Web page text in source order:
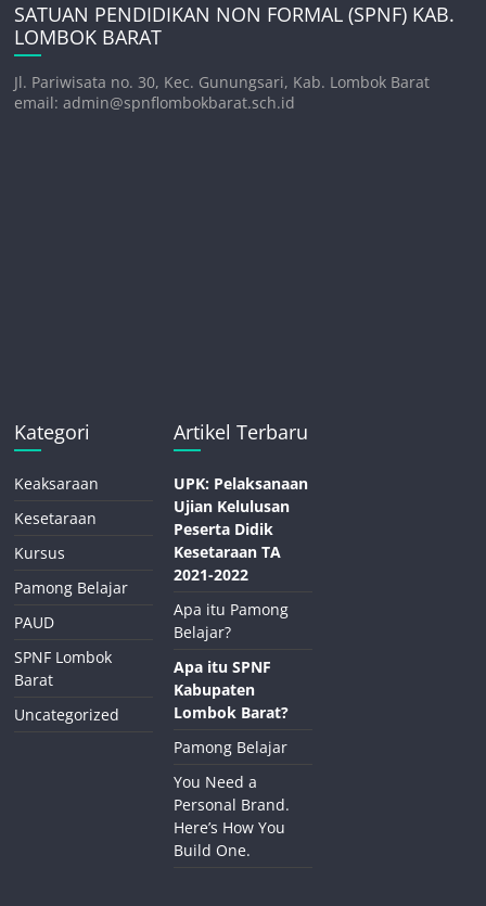
SATUAN PENDIDIKAN NON FORMAL (SPNF) KAB.
LOMBOK BARAT
Jl. Pariwisata no. 30, Kec. Gunungsari, Kab. Lombok Barat
email: admin@spnflombokbarat.sch.id
Kategori
Keaksaraan
Kesetaraan
Kursus
Pamong Belajar
PAUD
SPNF Lombok
Barat
Uncategorized
Artikel Terbaru
UPK: Pelaksanaan
Ujian Kelulusan
Peserta Didik
Kesetaraan TA
2021-2022
Apa itu Pamong
Belajar?
Apa itu SPNF
Kabupaten
Lombok Barat?
Pamong Belajar
You Need a
Personal Brand.
Here’s How You
Build One.